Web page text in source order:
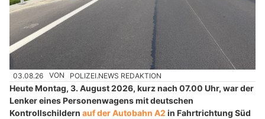
03.08.26 VON POLIZEI.NEWS REDAKTION
Heute Montag, 3. August 2026, kurz nach 07.00 Uhr, war der
Lenker eines Personenwagens mit deutschen
Kontrollschildern auf der Autobahn A2 in Fahrtrichtung Süd